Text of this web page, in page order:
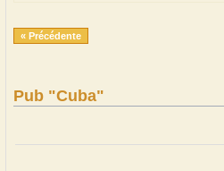
« Précédente
Pub "Cuba"